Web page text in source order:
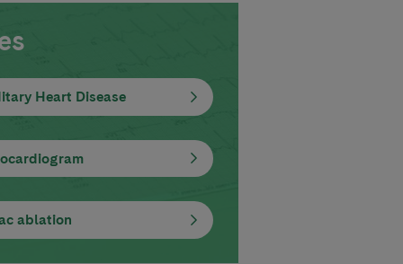
Heart Disease
ablation